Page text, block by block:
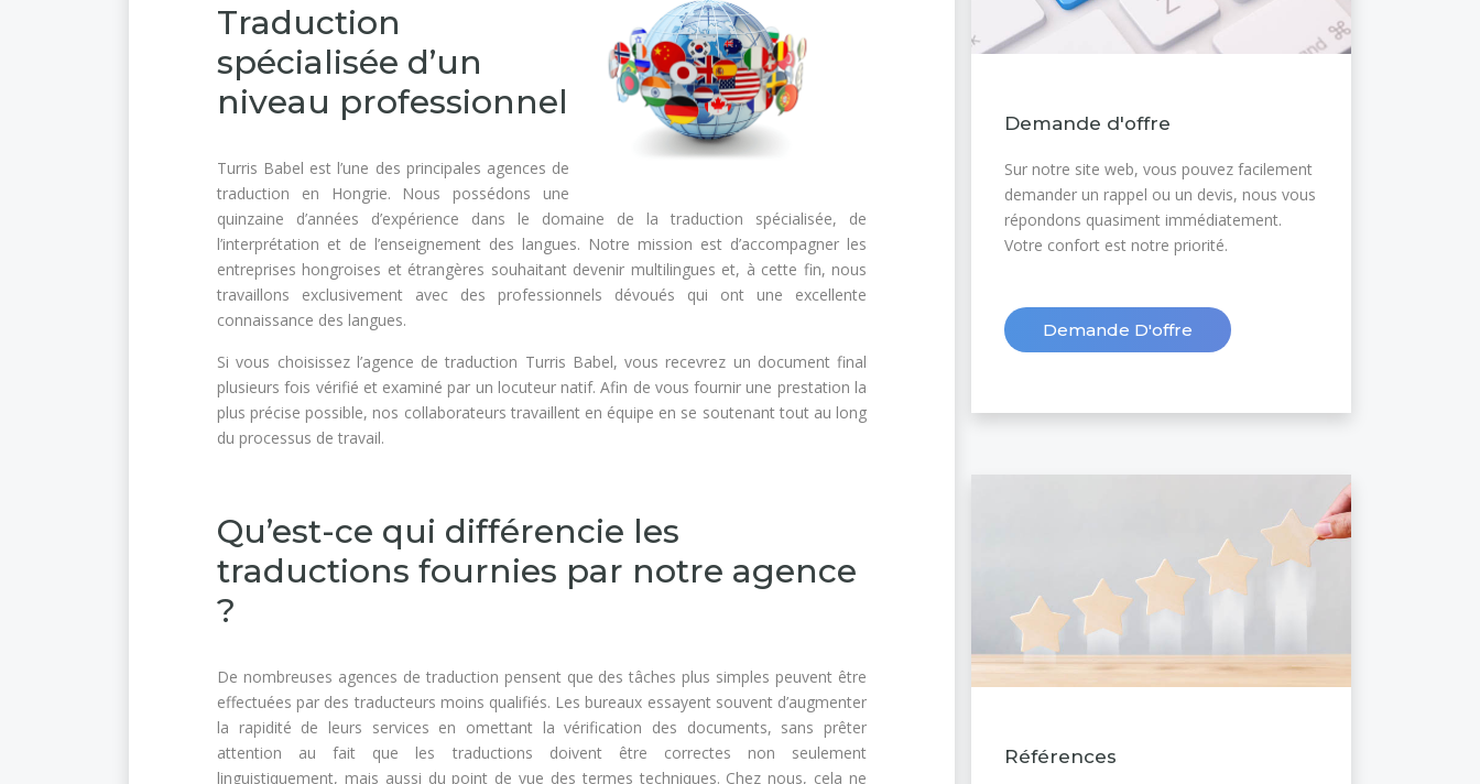
Traduction
spécialisée d’un
niveau professionnel
Turris Babel est l’une des principales agences de
traduction en Hongrie. Nous possédons une
quinzaine d’années d’expérience dans le domaine de la traduction spécialisée, de
l’interprétation et de l’enseignement des langues. Notre mission est d’accompagner les
entreprises hongroises et étrangères souhaitant devenir multilingues et, à cette fin, nous
travaillons exclusivement avec des professionnels dévoués qui ont une excellente
connaissance des langues.
Si vous choisissez l’agence de traduction Turris Babel, vous recevrez un document final
plusieurs fois vérifié et examiné par un locuteur natif. Afin de vous fournir une prestation la
plus précise possible, nos collaborateurs travaillent en équipe en se soutenant tout au long
du processus de travail.
Qu’est-ce qui différencie les
traductions fournies par notre agence
?
De nombreuses agences de traduction pensent que des tâches plus simples peuvent être
effectuées par des traducteurs moins qualifiés. Les bureaux essayent souvent d’augmenter
la rapidité de leurs services en omettant la vérification des documents, sans prêter
attention au fait que les traductions doivent être correctes non seulement
linguistiquement, mais aussi du point de vue des termes techniques. Chez nous, cela ne
Demande d'offre
Sur notre site web, vous pouvez facilement
demander un rappel ou un devis, nous vous
répondons quasiment immédiatement.
Votre confort est notre priorité.
Demande D'offre
Références